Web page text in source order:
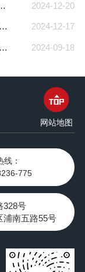
2024-12-20
消防应急预案演练活动
2024-12-17
胜峰一行莅临欣灵电气调研指导
2024-09-18
农工党浙江省委会主委葛明华一行莅临欣灵电气考察调研
网站地图
线：
775
328号
浦南五路55号